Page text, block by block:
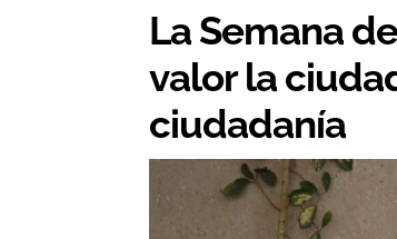
La Semana
valor la
ciudadanía